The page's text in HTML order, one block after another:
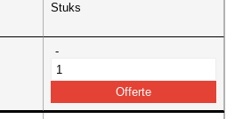
Stuks
-